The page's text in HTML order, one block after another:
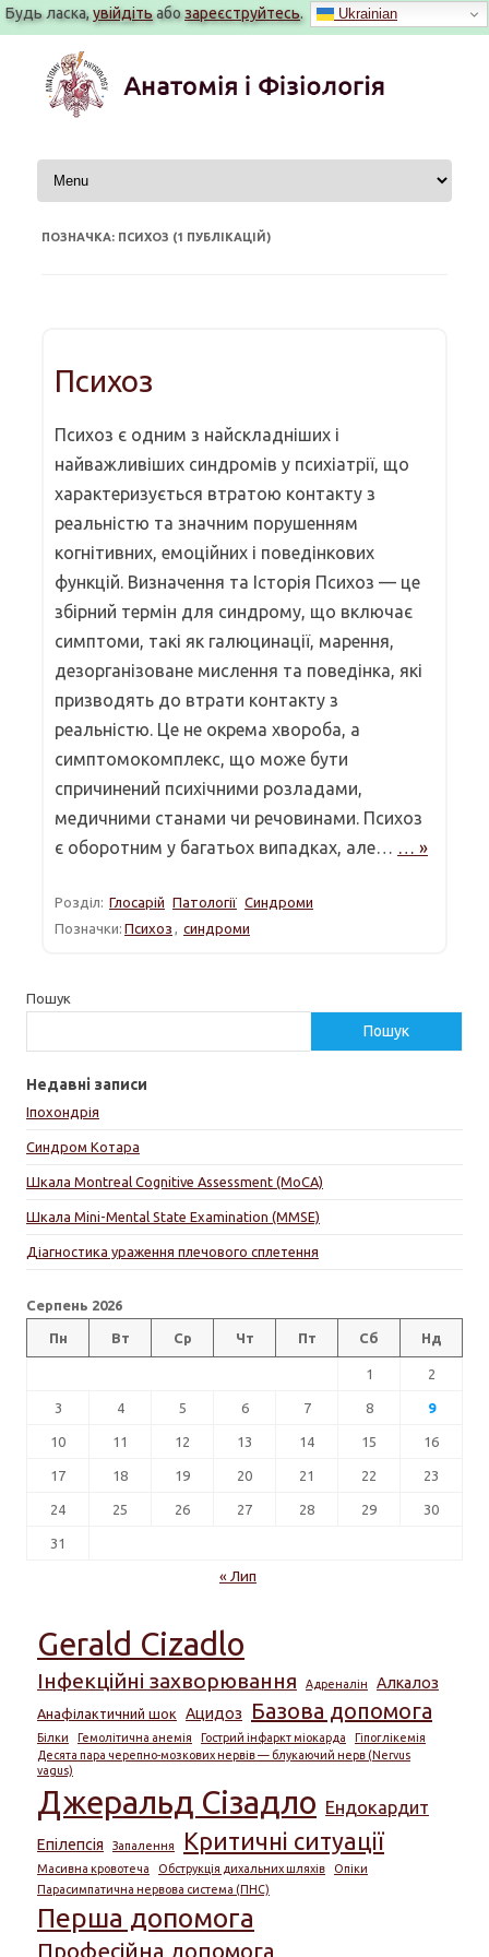
Будь ласка,увійдітьабозареєструйтесь.
вмісту
ПОЗНАЧКА: ПСИХОЗ (1 ПУБЛІКАЦІЙ)
Психоз
Психоз є одним з найскладніших і
найважливіших синдромів у психіатрії, що
характеризується втратою контакту з
реальністю та значним порушенням
когнітивних, емоційних і поведінкових
функцій. Визначення та Історія Психоз — це
збірний термін для синдрому, що включає
симптоми, такі як галюцинації, марення,
дезорганізоване мислення та поведінка, які
призводять до втрати контакту з
реальністю. Це не окрема хвороба, а
симптомокомплекс, що може бути
спричинений психічними розладами,
медичними станами чи речовинами. Психоз
є оборотним у багатьох випадках, але… … »
Розділ: Глосарій Патології Синдроми
Позначки: Психоз , синдроми
Пошук
Пошук
Недавні записи
Іпохондрія
Синдром Котара
Шкала Montreal Cognitive Assessment (MoCA)
Шкала Mini-Mental State Examination (MMSE)
Діагностика ураження плечового сплетення
Серпень 2026
Пн Вт Ср Чт Пт Сб Нд
1 2
3 4 5 6 7 8 9
10 11 12 13 14 15 16
17 18 19 20 21 22 23
24 25 26 27 28 29 30
31
« Лип
Gerald Cizadlo
Інфекційні захворювання Адреналін Алкалоз
Анафілактичний шок Ацидоз Базова допомога
Білки Гемолітична анемія Гострий інфаркт міокарда
Гіпоглікемія
Десята пара черепно-мозкових нервів — блукаючий нерв (Nervus
vagus)
Джеральд Сізадло Ендокардит
Епілепсія Запалення Критичні ситуації
Масивна кровотеча Обструкція дихальних шляхів
Опіки
Парасимпатична нервова система (ПНС)
Перша допомога
Професійна допомога
Ukrainian